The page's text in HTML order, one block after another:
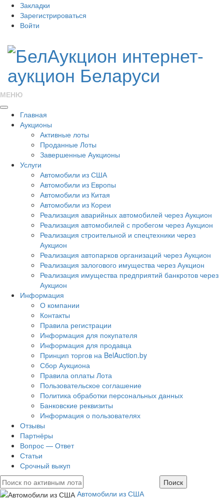
Закладки
Зарегистрироваться
Войти
МЕНЮ
Главная
Аукционы
Активные лоты
Проданные Лоты
Завершенные Аукционы
Услуги
Автомобили из США
Автомобили из Европы
Автомобили из Китая
Автомобили из Кореи
Реализация аварийных автомобилей через Аукцион
Реализация автомобилей с пробегом через Аукцион
Реализация строительной и спецтехники через
Аукцион
Реализация автопарков организаций через Аукцион
Реализация залогового имущества через Аукцион
Реализация имущества предприятий банкротов через
Аукцион
Информация
О компании
Контакты
Правила регистрации
Информация для покупателя
Информация для продавца
Принцип торгов на BelAuction.by
Сбор Аукциона
Правила оплаты Лота
Пользовательское соглашение
Политика обработки персональных данных
Банковские реквизиты
Информация о пользователях
Отзывы
Партнёры
Вопрос — Ответ
Статьи
Срочный выкуп
Автомобили из США